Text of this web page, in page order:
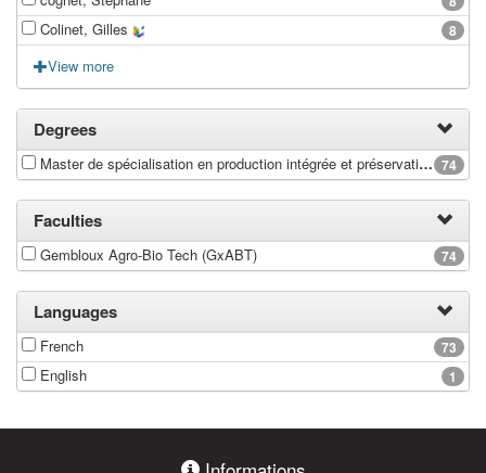
8
Colinet, Gilles
View more
Degrees
74
Master de spécialisation en production intégrée et préservation des ressources naturelles en milieu urbain et péri-urbain
Faculties
74
Gembloux Agro-Bio Tech (GxABT)
Languages
73
French
1
English